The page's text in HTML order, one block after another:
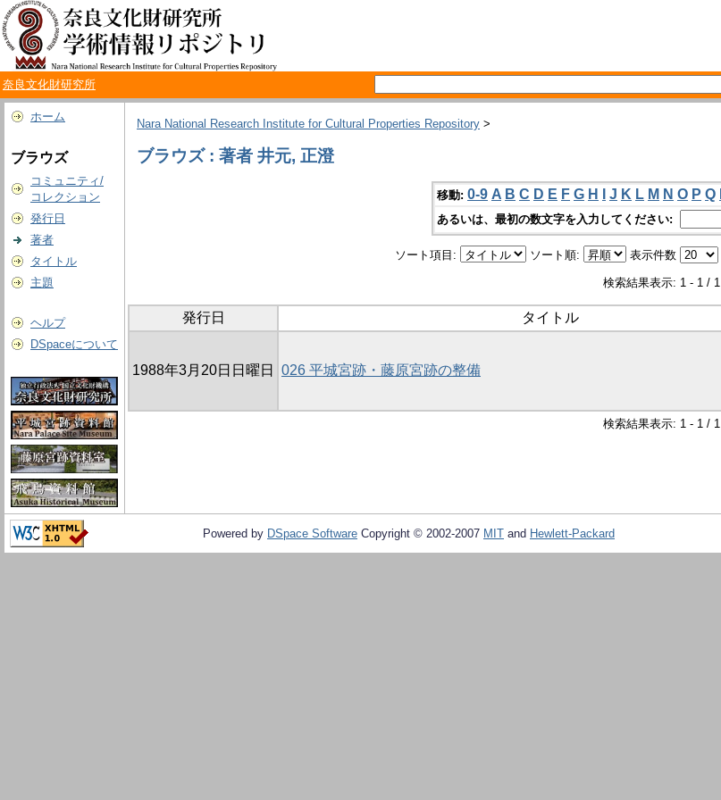
奈良文化財研究所
ホーム
ブラウズ
コミュニティ/
コレクション
発行日
著者
タイトル
主題
ヘルプ
DSpaceについて
Nara National Research Institute for Cultural Properties Repository >
ブラウズ : 著者 井元, 正澄
移動: 0-9 A B C D E F G H J K L M N O P Q
あるいは、最初の数文字を入力してください:
ソート項目: ソート順: 表示件数
検索結果表示: 1 - 1 / 1
発行日 タイトル
1988年3月20日日曜日 026 平城宮跡・藤原宮跡の整備
検索結果表示: 1 - 1 / 1
Powered by DSpace Software Copyright © 2002-2007 MIT and Hewlett-Packard